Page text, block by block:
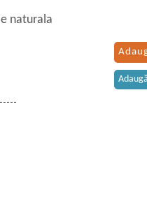
naturala